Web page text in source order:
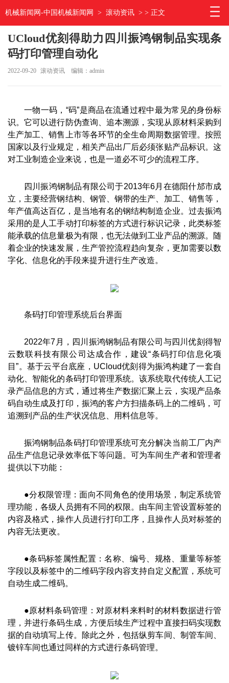
机械新闻网-中国机械新闻网 > 滚动资讯 > > 正文
UCloud优刻得助力四川振鸿钢制品实现条
码打印管理自动化
2022-09-20 滚动资讯 编辑：admin
一物一码，“码”是商品在流通过程中最为常见的身份标
识。它可以进行防伪查询、追本溯源，实现从原材料采购到
生产加工、销售上市等各环节的全生命周期数据管理。按照
国家以及行业规定，相关产品出厂后必须张贴产品标识。这
对工业制造企业来说，也是一道必不可少的流程工序。
四川振鸿钢制品有限公司于2013年6月在德阳什邡市成
立，主要经营钢结构、钢管、钢带的生产、加工、销售等，
年产值高达百亿，是当地有名的钢结构制造企业。过去振鸿
采用的是人工手动打印标签的方式进行标识记录，此类标签
能承载的信息量极为有限，也无法做到工业产品的溯源。随
着企业的快速发展，生产管控流程趋向复杂，更加需要以数
字化、信息化的手段来提升进行生产改造。
条码打印管理系统后台界面
2022年7月，四川振鸿钢制品有限公司与四川优刻得智
云数联科技有限公司达成合作，建设“条码打印信息化项
目”。基于云平台底座，UCloud优刻得为振鸿构建了一套自
动化、智能化的条码打印管理系统。该系统取代传统人工记
录产品信息的方式，通过将生产数据汇聚上云，实现产品条
码自动生成及打印，振鸿的客户方扫描条码上的二维码，可
追溯到产品的生产状况信息、用料信息等。
振鸿钢制品条码打印管理系统可充分解决当前工厂内产
品生产信息记录效率低下等问题。可为车间生产者和管理者
提供以下功能：
●分权限管理：面向不同角色的使用场景，制定系统管
理功能，各级人员拥有不同的权限。由车间主管设置标签的
内容及格式，操作人员进行打印工序，且操作人员对标签的
内容无法更改。
●条码标签属性配置：名称、编号、规格、重量等标签
字段以及标签中的二维码字段内容支持自定义配置，系统可
自动生成二维码。
●原材料条码管理：对原材料来料时的材料数据进行管
理，并进行条码生成，方便后续生产过程中直接扫码实现数
据的自动填写上传。除此之外，包括纵剪车间、制管车间、
镀锌车间也通过同样的方式进行条码管理。